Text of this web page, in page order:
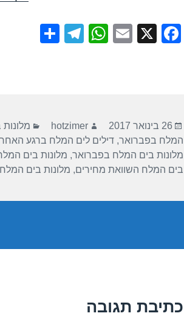
F
o
o
k
X
E
W
p
p
T
m
פורסם
בתאריך
26 בינואר 2017 מחבר
hotzimer
המלח בפברואר,דילים לים המלח ברגע
מלונות בים המלח בפברואר, מלונות בים
בים המלח השוואת מחירים, מלונות בים המלח
כתיבת תגובה